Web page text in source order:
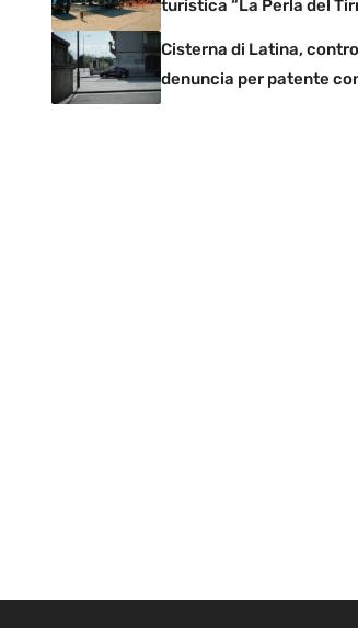
turistica “La Perla del
Cisterna di Latina,
denuncia per patente